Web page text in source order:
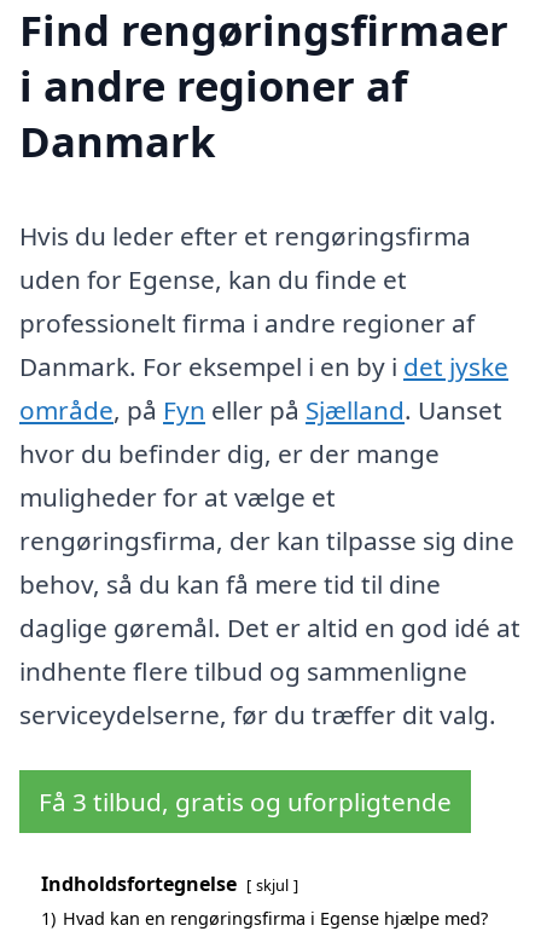
Find rengøringsfirmaer
i andre regioner af
Danmark
Hvis du leder efter et rengøringsfirma
uden for Egense, kan du finde et
professionelt firma i andre regioner af
Danmark. For eksempel i en by i det jyske
område, på Fyn eller på Sjælland. Uanset
hvor du befinder dig, er der mange
muligheder for at vælge et
rengøringsfirma, der kan tilpasse sig dine
behov, så du kan få mere tid til dine
daglige gøremål. Det er altid en god idé at
indhente flere tilbud og sammenligne
serviceydelserne, før du træffer dit valg.
Få 3 tilbud, gratis og uforpligtende
Indholdsfortegnelse skjul
1) Hvad kan en rengøringsfirma i Egense hjælpe med?